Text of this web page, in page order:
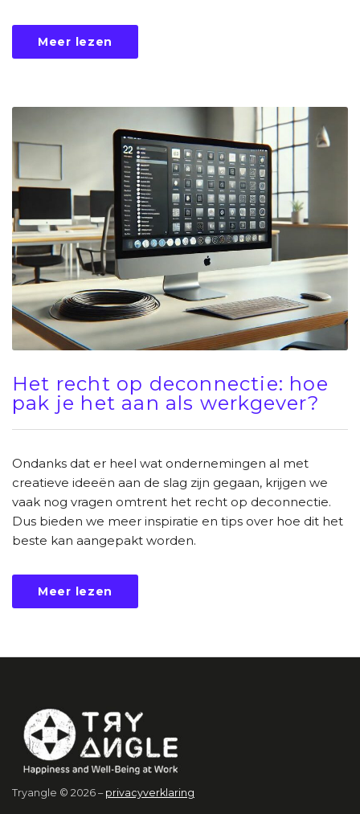
Meer lezen
Het recht op deconnectie: hoe
pak je het aan als werkgever?
Ondanks dat er heel wat ondernemingen al met
creatieve ideeën aan de slag zijn gegaan, krijgen we
vaak nog vragen omtrent het recht op deconnectie.
Dus bieden we meer inspiratie en tips over hoe dit het
beste kan aangepakt worden.
Meer lezen
Tryangle © 2026 – privacyverklaring